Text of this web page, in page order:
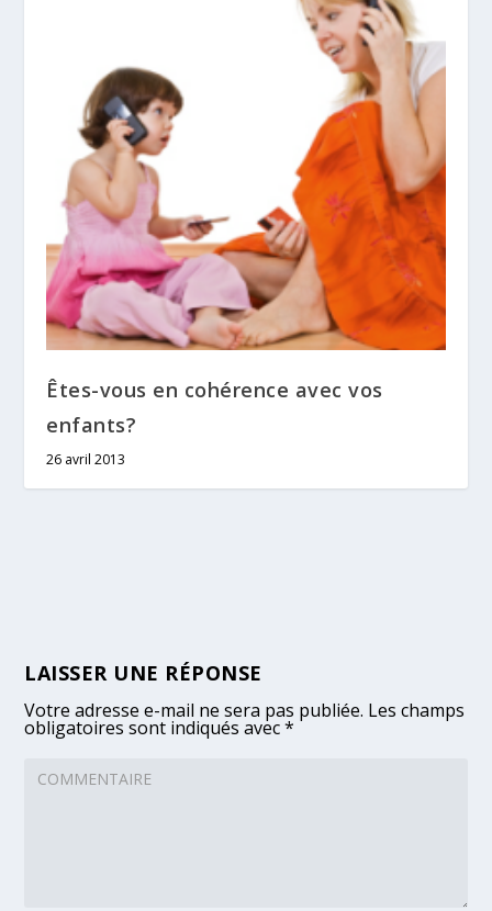
Êtes-vous en cohérence avec vos
enfants?
26 avril 2013
LAISSER UNE RÉPONSE
Votre adresse e-mail ne sera pas publiée. Les champs
obligatoires sont indiqués avec*